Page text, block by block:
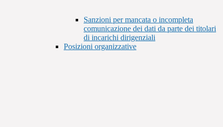
Sanzioni per mancata o incompleta
comunicazione dei dati da parte dei titolari
di incarichi dirigenziali
Posizioni organizzative